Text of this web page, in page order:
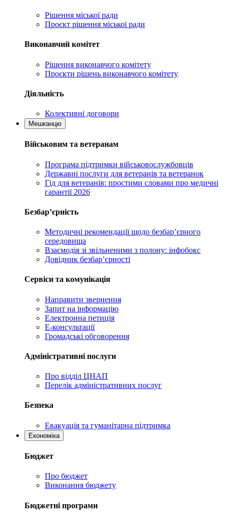
Рішення міської ради
Проєкт рішення міської ради
Виконавчий комітет
Рішення виконавчого комітету
Проєкти рішень виконавчого комітету
Діяльність
Колективні договори
Мешканцю
Військовим та ветеранам
Програма підтримки військовослужбовців
Державні послуги для ветеранів та ветеранок
Гід для ветеранів: простими словами про медичні
гарантії 2026
Безбар’єрність
Методичні рекомендації щодо безбар’єрного
середовища
Взаємодія зі звільненими з полону: інфобокс
Довідник безбар’єрності
Сервіси та комунікація
Направити звернення
Запит на інформацію
Електронна петиція
Е-консультації
Громадські обговорення
Адміністративні послуги
Про відділ ЦНАП
Перелік адміністративних послуг
Безпека
Евакуація та гуманітарна підтримка
Економіка
Бюджет
Про бюджет
Виконання бюджету
Бюджетні програми